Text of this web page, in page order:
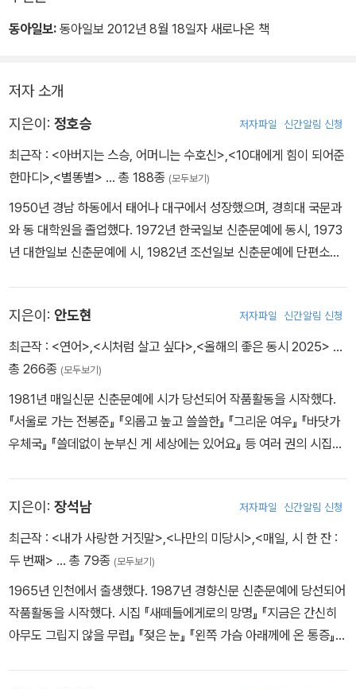
동아일보: 동아일보 2012년 8월 18일자 새로나온 책
저자 소개
지은이: 정호승 저자파일 신간알림 신청
최근작 : <아버지는 스승, 어머니는 수호신>,<10대에게 힘이 되어준
한마디>,<별똥별> … 총 188종 (모두보기)
1950년 경남 하동에서 태어나 대구에서 성장했으며, 경희대 국문과
와 동 대학원을 졸업했다. 1972년 한국일보 신춘문예에 동시, 1973
년 대한일보 신춘문예에 시, 1982년 조선일보 신춘문예에 단편소설
지》 《사랑하다가 죽어버려라》 외로우니까 사람이다》 《눈물이 나면
기차를 타라》 이 짧은 시간 동안》 《포옹》 《밥값》 《여행》 《나는 희망
을 거절한다》 《당신을 찾아서》 《슬픔이 택배로 왔다》 《편의점에서
사람》, 동시집 《참새》 《별똥별》을 냈다. 이 시집들은 영한시집 《A L
etter Not Sent(부치지 않은 편지)》 《Though flowers fall I hav
e never forgotten you(꽃이 져도 나는 너를 잊은 적 없다)》 외 일
본어, 스페인어, 러시아어, 조지아어, 몽골어, 중국어 등으로 번역되었
다. 산문집 《내 인생에 힘이 되어준 한마디》 《내 인생에 용기가 되어
소설 《연인》 《항아리》 《조약돌》이 있다. 소월시문학상, 정지용문학
상, 편운문학상, 가톨릭문학상, 상화시인상, 공초문학상, 석정시문학
상 등을 수상했다. 대구에 정호승문학관이 있다.
지은이: 안도현 저자파일 신간알림 신청
최근작 : <연어>,<시처럼 살고 싶다>,<올해의 좋은 동시 2025> …
총 266종 (모두보기)
1981년 매일신문 신춘문예에 시가 당선되어 작품활동을 시작했다.
『서울로 가는 전봉준』 『외롭고 높고 쓸쓸한』 『그리운 여우』 『바닷가
우체국』 『쓸데없이 눈부신 게 세상에는 있어요』 등 여러 권의 시집을
지은이: 장석남 저자파일 신간알림 신청
최근작 : <내가 사랑한 거짓말>,<나만의 미당시>,<매일, 시 한 잔 :
두 번째> … 총 79종 (모두보기)
1965년 인천에서 출생했다. 1987년 경향신문 신춘문예에 당선되어
작품활동을 시작했다. 시집 『새떼들에게로의 망명』 『지금은 간신히
아무도 그립지 않을 무렵』 『젖은 눈』 『왼쪽 가슴 아래께에 온 통증』